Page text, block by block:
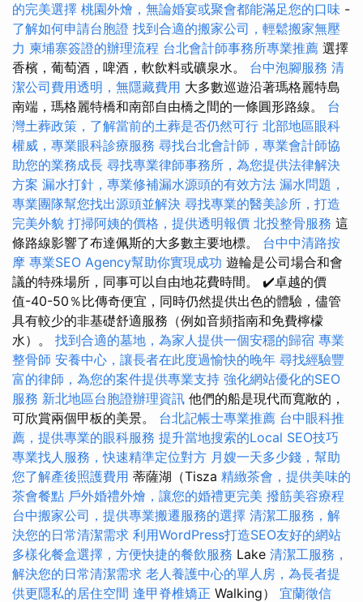
的完美選擇 桃園外燴，無論婚宴或聚會都能滿足您的口味 -
了解如何申請台胞證 找到合適的搬家公司，輕鬆搬家無壓
力 柬埔寨簽證的辦理流程 台北會計師事務所專業推薦 選擇
香檳，葡萄酒，啤酒，軟飲料或礦泉水。 台中泡腳服務 清
潔公司費用透明，無隱藏費用 大多數巡遊沿著瑪格麗特島
南端，瑪格麗特橋和南部自由橋之間的一條圓形路線。 台
灣土葬政策，了解當前的土葬是否仍然可行 北部地區眼科
權威，專業眼科診療服務 尋找台北會計師，專業會計師協
助您的業務成長 尋找專業律師事務所，為您提供法律解決
方案 漏水打針，專業修補漏水源頭的有效方法 漏水問題，
專業團隊幫您找出源頭並解決 尋找專業的醫美診所，打造
完美外貌 打掃阿姨的價格，提供透明報價 北投整骨服務 這
條路線影響了布達佩斯的大多數主要地標。 台中中清路按
摩 專業SEO Agency幫助你實現成功 遊輪是公司場合和會
議的特殊場所，同事可以自由地花費時間。 ✔️卓越的價
值-40-50％比傳奇便宜，同時仍然提供出色的體驗，儘管
具有較少的非基礎舒適服務（例如音頻指南和免費檸檬
水）。 找到合適的墓地，為家人提供一個安穩的歸宿 專業
整骨師 安養中心，讓長者在此度過愉快的晚年 尋找經驗豐
富的律師，為您的案件提供專業支持 強化網站優化的SEO
服務 新北地區台胞證辦理資訊 他們的船是現代而寬敞的，
可欣賞兩個甲板的美景。 台北記帳士專業推薦 台中眼科推
薦，提供專業的眼科服務 提升當地搜索的Local SEO技巧
專業找人服務，快速精準定位對方 月嫂一天多少錢，幫助
您了解產後照護費用 蒂薩湖（Tisza 精緻茶會，提供美味的
茶會餐點 戶外婚禮外燴，讓您的婚禮更完美 撥筋美容療程
台中搬家公司，提供專業搬遷服務的選擇 清潔工服務，解
決您的日常清潔需求 利用WordPress打造SEO友好的網站
多樣化餐盒選擇，方便快捷的餐飲服務 Lake 清潔工服務，
解決您的日常清潔需求 老人養護中心的單人房，為長者提
供更隱私的居住空間 逢甲脊椎矯正 Walking） 宜蘭徵信